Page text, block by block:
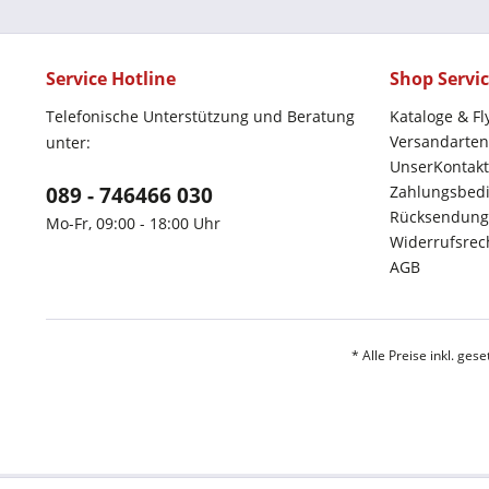
Service Hotline
Telefonische Unterstützung und Beratung
unter:
089 - 746466 030
Mo-Fr, 09:00 - 18:00 Uhr
Shop
Kataloge &
Versandarten
UnserKontakt
AGB
* Alle Preise inkl.